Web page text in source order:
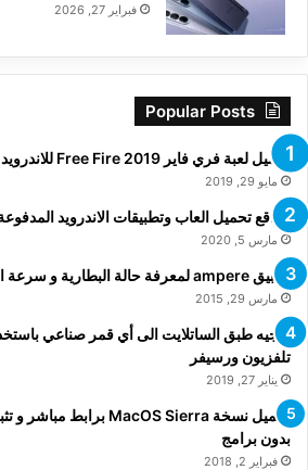
فبراير 27, 2026
Popular Posts
تحميل لعبة فري فاير Free Fire 2019 للاندرويد والكمبيوتر مجانا
مايو 29, 2019
مواقع تحميل العاب وتطبيقات الاندرويد
مارس 5, 2020
تطبيق ampere لمعرفة حالة البطارية و سرعة الشحن
مارس 29, 2015
توجيه طبق الساتلايت الى أي قمر صناعي
تلفزيون ورسيفر
يناير 27, 2019
بدون برامج
فبراير 2, 2018